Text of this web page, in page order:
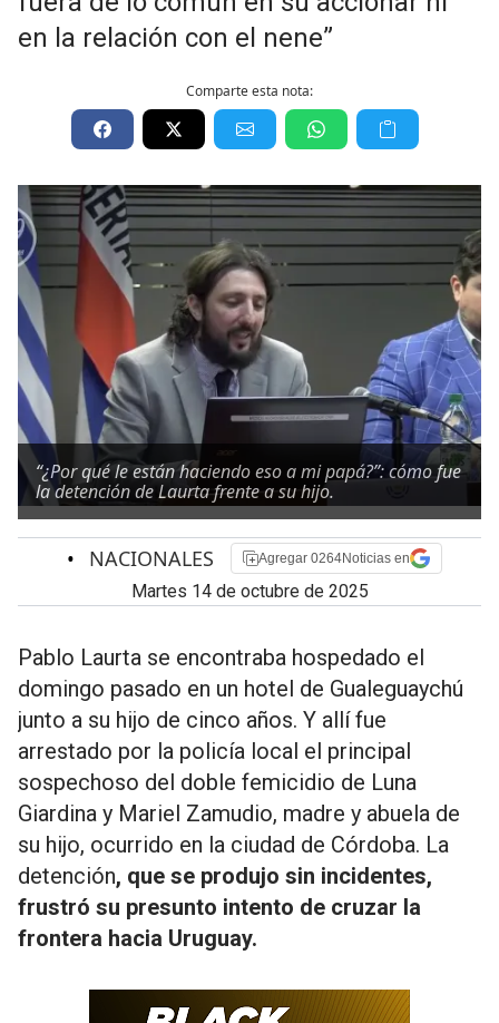
en la relación con el nene”
Comparte esta nota:
“¿Por qué le están haciendo eso a mi papá?”: cómo fue
la detención de Laurta frente a su hijo.
• NACIONALES Agregar 0264Noticias en
martes 14 de octubre de 2025
Pablo Laurta se encontraba hospedado el
domingo pasado en un hotel de Gualeguaychú
junto a su hijo de cinco años. Y allí fue
arrestado por la policía local el principal
sospechoso del doble femicidio de Luna
Giardina y Mariel Zamudio, madre y abuela de
su hijo, ocurrido en la ciudad de Córdoba. La
detención, que se produjo sin incidentes,
frustró su presunto intento de cruzar la
frontera hacia Uruguay.